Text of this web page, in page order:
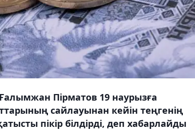
Пірматов 19 наурызға
сайлауынан кейін теңгенің
пікір білдірді, деп хабарлайды